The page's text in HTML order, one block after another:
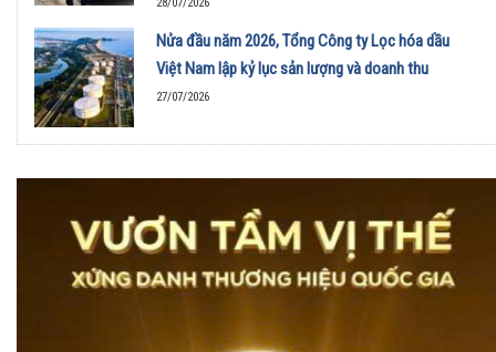
Nửa đầu năm 2026, Tổng Công ty Lọc hóa dầu
Việt Nam lập kỷ lục sản lượng và doanh thu
27/07/2026